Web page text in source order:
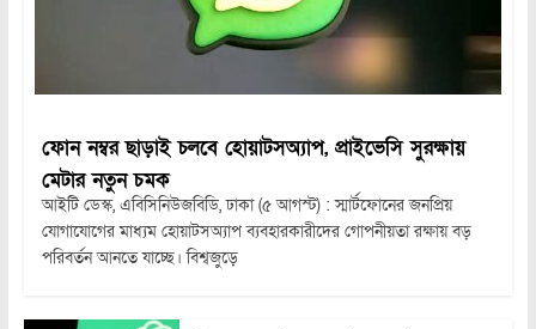
ফোন নম্বর ছাড়াই চলবে হোয়াটসঅ্যাপ, প্রাইভেসি সুরক্ষায়
মেটার নতুন চমক
আইটি ডেস্ক, এবিসিনিউজবিডি, ঢাকা (৫ আগস্ট) : স্মার্টফোনের জনপ্রিয়
যোগাযোগের মাধ্যম হোয়াটসঅ্যাপ ব্যবহারকারীদের গোপনীয়তা রক্ষায় বড়
পরিবর্তন আনতে যাচ্ছে। বিশ্বজুড়ে